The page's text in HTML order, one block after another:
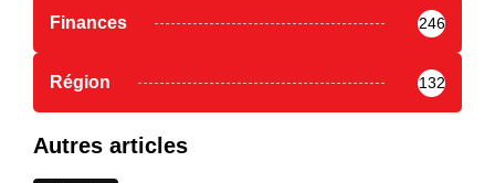
Finances 246
Région 132
Autres articles